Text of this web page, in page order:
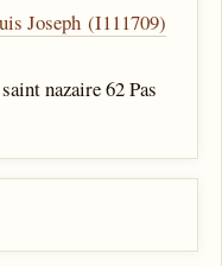
Joseph (I111709)
nazaire 62 Pas